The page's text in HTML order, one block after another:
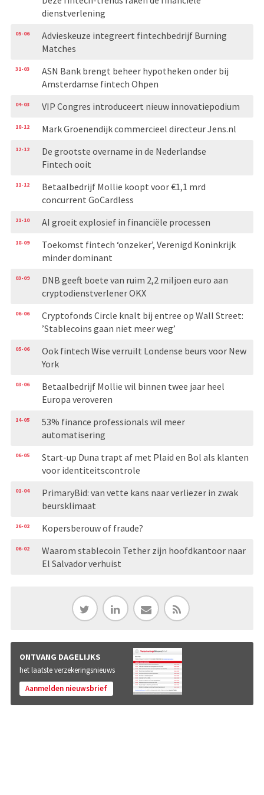
dienstverlening
05-06
Advieskeuze integreert fintechbedrijf Burning
Matches
31-03
ASN Bank brengt beheer hypotheken onder bij
Amsterdamse fintech Ohpen
04-03 VIP Congres introduceert nieuw innovatiepodium
18-12 Mark Groenendijk commercieel directeur Jens.nl
12-12
De grootste overname in de Nederlandse
Fintech ooit
11-12
Betaalbedrijf Mollie koopt voor €1,1 mrd
concurrent GoCardless
21-10 AI groeit explosief in financiële processen
18-09
Toekomst fintech ‘onzeker’, Verenigd Koninkrijk
minder dominant
03-09
DNB geeft boete van ruim 2,2 miljoen euro aan
cryptodienstverlener OKX
06-06
Cryptofonds Circle knalt bij entree op Wall Street:
’Stablecoins gaan niet meer weg’
05-06
Ook fintech Wise verruilt Londense beurs voor New
York
03-06
Betaalbedrijf Mollie wil binnen twee jaar heel
Europa veroveren
14-05
53% finance professionals wil meer
automatisering
06-05
Start-up Duna trapt af met Plaid en Bol als klanten
voor identiteitscontrole
01-04
PrimaryBid: van vette kans naar verliezer in zwak
beursklimaat
26-02 Kopersberouw of fraude?
06-02
Waarom stablecoin Tether zijn hoofdkantoor naar
El Salvador verhuist
ONTVANG DAGELIJKS
het laatste verzekeringsnieuws
Aanmelden nieuwsbrief